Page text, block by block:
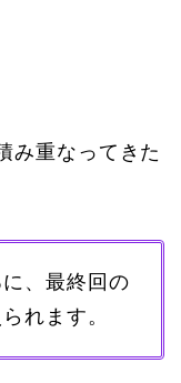
み重なってきた
、最終回の
れます。